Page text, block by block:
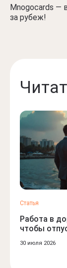
Mnogocards —
за рубеж!
Работа в
чтобы
30 июля 2026
Статья